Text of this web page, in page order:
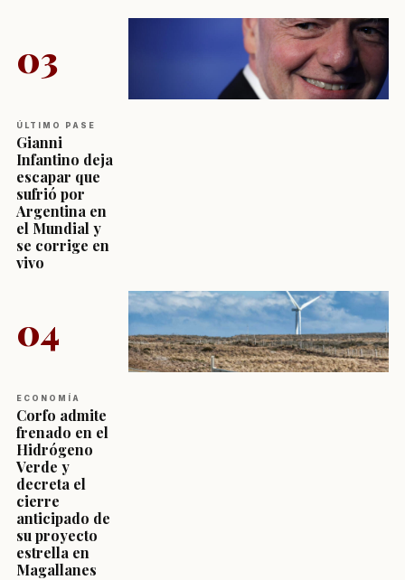
03
ÚLTIMO PASE
Gianni
Infantino deja
escapar que
sufrió por
Argentina en
el Mundial y
se corrige en
vivo
04
ECONOMÍA
Corfo admite
frenado en el
Hidrógeno
Verde y
decreta el
cierre
anticipado de
su proyecto
estrella en
Magallanes